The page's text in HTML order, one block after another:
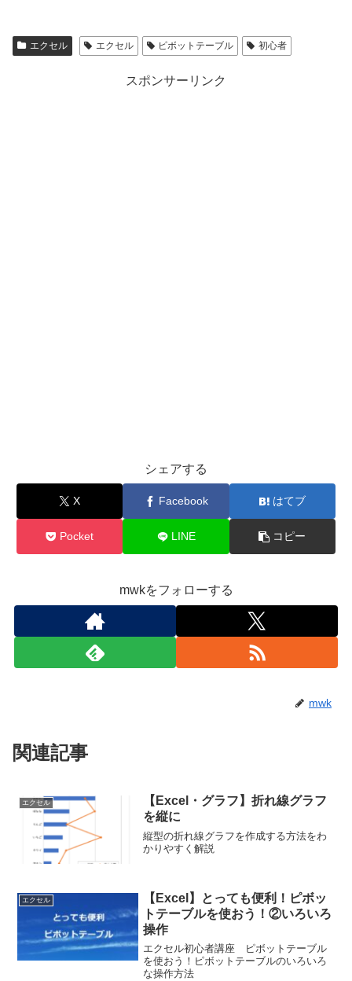
エクセル エクセル ピボットテーブル 初心者
スポンサーリンク
シェアする
X Facebook はてブ
Pocket LINE コピー
mwkをフォローする
mwk
関連記事
エクセル
【Excel・グラフ】折れ線グラフ
を縦に
縦型の折れ線グラフを作成する方法をわ
かりやすく解説
エクセル
【Excel】とっても便利！ピボッ
トテーブルを使おう！②いろいろ
操作
エクセル初心者講座 ピボットテーブル
を使おう！ピボットテーブルのいろいろ
な操作方法